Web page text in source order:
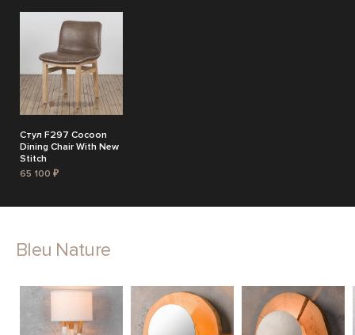
Стул F297 Cocoon
Dining Chair With New
Stitch
65 100 ₽
Bleu Nature